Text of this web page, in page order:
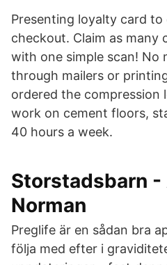
Presenting loyalty card
checkout. Claim as many
with one simple scan! No
through mailers or
ordered the compression
work on cement floors,
40 hours a week.
Storstadsbarn -
Norman
Preglife är en sådan bra
följa med efter i